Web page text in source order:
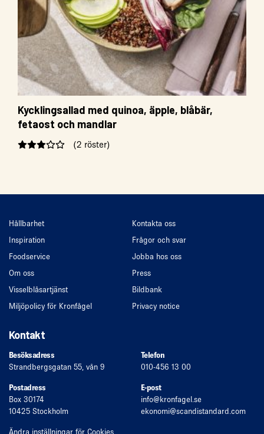
Kycklingsallad med quinoa, äpple, blåbär,
fetaost och mandlar
(2 röster)
Hållbarhet
Inspiration
Foodservice
Om oss
Visselblåsartjänst
Miljöpolicy för Kronfågel
Kontakta oss
Frågor och svar
Jobba hos oss
Press
Bildbank
Privacy notice
Kontakt
Besöksadress
Strandbergsgatan 55, vån 9
Telefon
010-456 13 00
Postadress
Box 30174
10425 Stockholm
Ändra inställningar för Cookies
E-post
info@kronfagel.se
ekonomi@scandistandard.com